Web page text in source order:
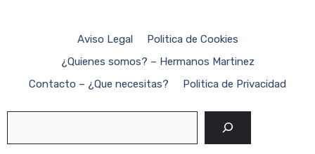
Aviso Legal
Politica de Cookies
¿Quienes somos? – Hermanos Martinez
Contacto – ¿Que necesitas?
Politica de Privacidad